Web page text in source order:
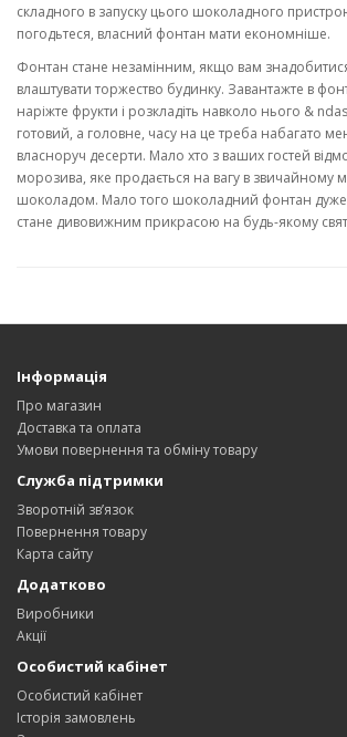
складного в запуску цього шоколадного
погодьтеся, власний фонтан мати економніше.
Фонтан стане незамінним, якщо вам
влаштувати торжество будинку. Завантажте в
наріжте фрукти і розкладіть навколо нього &
готовий, а головне, часу на це треба набагато
власноруч десерти. Мало хто з ваших гостей
морозива, яке продається на вагу в звичайному
шоколадом. Мало того шоколадний фонтан дуже
стане дивовижним прикрасою на будь-якому
Інформація
Про магазин
Доставка та оплата
Умови повернення та обміну товару
Служба підтримки
Зворотній зв’язок
Повернення товару
Карта сайту
Додатково
Виробники
Акції
Особистий кабінет
Особистий кабінет
Історія замовлень